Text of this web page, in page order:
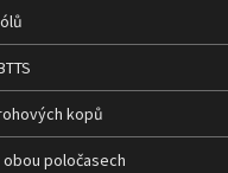
kopů
poločasech